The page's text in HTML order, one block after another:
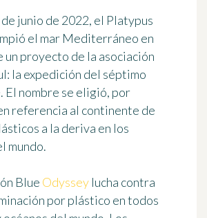
junio de 2022, el Platypus
el mar Mediterráneo en
un proyecto de la asociación
: la expedición del séptimo
El nombre se eligió, por
referencia al continente de
a la deriva en los
mundo.
Blue Odyssey lucha contra
por plástico en todos